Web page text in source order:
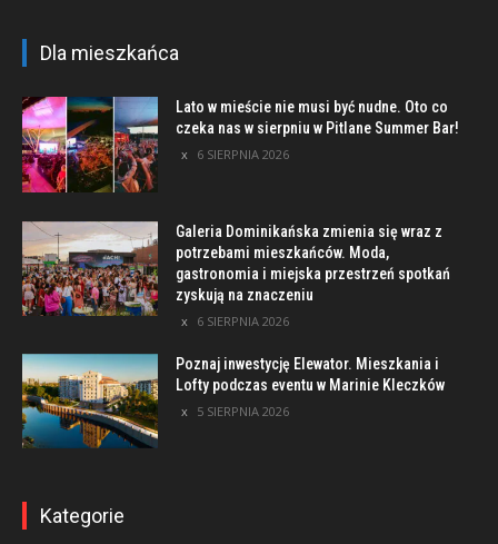
Dla mieszkańca
Lato w mieście nie musi być nudne. Oto co
czeka nas w sierpniu w Pitlane Summer Bar!
6 SIERPNIA 2026
Galeria Dominikańska zmienia się wraz z
potrzebami mieszkańców. Moda,
gastronomia i miejska przestrzeń spotkań
zyskują na znaczeniu
6 SIERPNIA 2026
Poznaj inwestycję Elewator. Mieszkania i
Lofty podczas eventu w Marinie Kleczków
5 SIERPNIA 2026
Kategorie